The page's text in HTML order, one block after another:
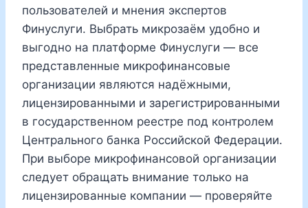
пользователей и мнения экспертов
Финуслуги. Выбрать микрозаём удобно и
выгодно на платформе Финуслуги — все
представленные микрофинансовые
организации являются надёжными,
лицензированными и зарегистрированными
в государственном реестре под контролем
Центрального банка Российской Федерации.
При выборе микрофинансовой организации
следует обращать внимание только на
лицензированные компании — проверяйте